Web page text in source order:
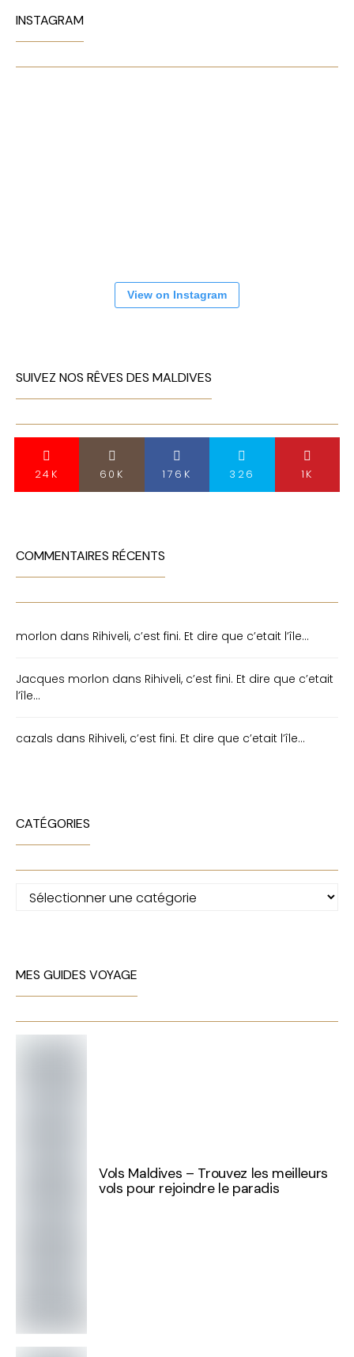
INSTAGRAM
View on Instagram
SUIVEZ NOS RÊVES DES MALDIVES
24K 60K 176K 326 1K
COMMENTAIRES RÉCENTS
morlon dans Rihiveli, c’est fini. Et dire que c’etait l’île…
Jacques morlon dans Rihiveli, c’est fini. Et dire que c’etait
l’île…
cazals dans Rihiveli, c’est fini. Et dire que c’etait l’île…
CATÉGORIES
Catégories
MES GUIDES VOYAGE
Vols Maldives – Trouvez les meilleurs
vols pour rejoindre le paradis